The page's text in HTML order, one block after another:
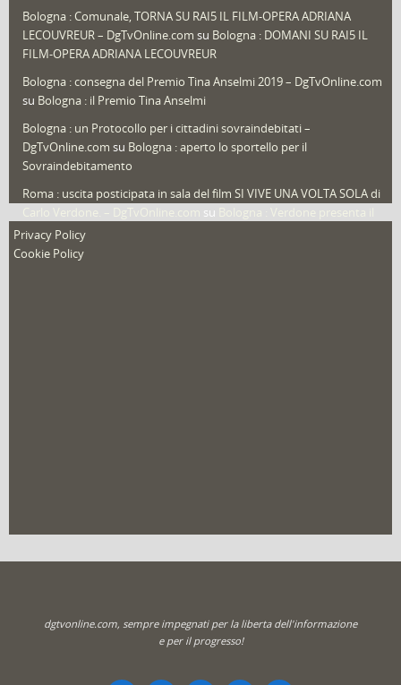
Sport
That's Bologna Magazine(25)
Video (archivio) (263)
Bologna : Comunale, TORNA SU RAI5 IL FILM-OPERA ADRIANA
LECOUVREUR – DgTvOnline.com su Bologna : DOMANI SU RAI5 IL
FILM-OPERA ADRIANA LECOUVREUR
Bologna : consegna del Premio Tina Anselmi 2019 – DgTvOnline.com
su Bologna : il Premio Tina Anselmi
Bologna : un Protocollo per i cittadini sovraindebitati –
DgTvOnline.com su Bologna : aperto lo sportello per il
Sovraindebitamento
Roma : uscita posticipata in sala del film SI VIVE UNA VOLTA SOLA di
su
nuovo film
Privacy Policy
Cookie Policy
dgtvonline.com, sempre impegnati per la liberta dell'informazione
e per il progresso!